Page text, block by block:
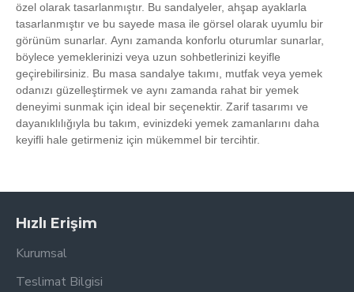
özel olarak tasarlanmıştır. Bu sandalyeler, ahşap ayaklarla
tasarlanmıştır ve bu sayede masa ile görsel olarak uyumlu bir
görünüm sunarlar. Aynı zamanda konforlu oturumlar sunarlar,
böylece yemeklerinizi veya uzun sohbetlerinizi keyifle
geçirebilirsiniz. Bu masa sandalye takımı, mutfak veya yemek
odanızı güzelleştirmek ve aynı zamanda rahat bir yemek
deneyimi sunmak için ideal bir seçenektir. Zarif tasarımı ve
dayanıklılığıyla bu takım, evinizdeki yemek zamanlarını daha
keyifli hale getirmeniz için mükemmel bir tercihtir.
Hızlı Erişim
Kurumsal
Teslimat Bilgisi